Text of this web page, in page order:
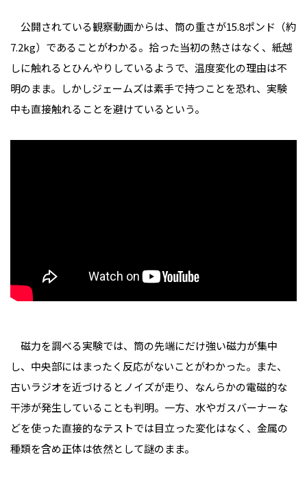
公開されている観察動画からは、筒の重さが15.8ポンド（約
7.2kg）であることがわかる。拾った当初の熱さはなく、紙越
しに触れるとひんやりしているようで、温度変化の理由は不
明のまま。しかしジェームズは素手で持つことを恐れ、実験
中も直接触れることを避けているという。
磁力を調べる実験では、筒の先端にだけ強い磁力が集中
し、中央部にはまったく反応がないことがわかった。また、
古いラジオを近づけるとノイズが走り、なんらかの電磁的な
干渉が発生していることも判明。一方、水やガスバーナーな
どを使った直接的なテストでは目立った変化はなく、金属の
種類を含め正体は依然として謎のまま。